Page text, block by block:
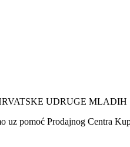
UDRUGE MLADIH
pomoć Prodajnog Centra